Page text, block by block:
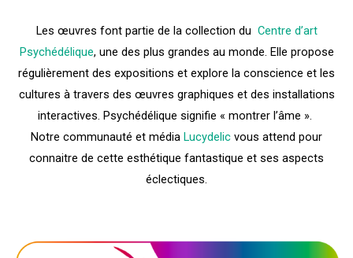
Les œuvres font partie de la collection du Centre d’art
Psychédélique, une des plus grandes au monde. Elle propose
régulièrement des expositions et explore la conscience et les
cultures à travers des œuvres graphiques et des installations
interactives. Psychédélique signifie « montrer l’âme ».
Notre communauté et média Lucydelic vous attend pour
connaitre de cette esthétique fantastique et ses aspects
éclectiques.